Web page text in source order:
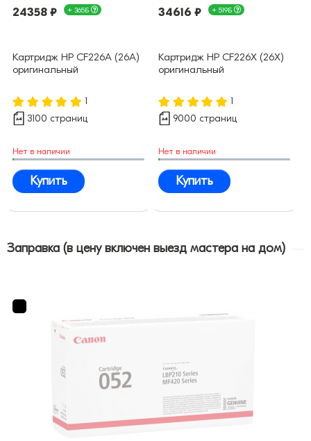
24358 ₽ + 365Б
Картридж HP CF226A (26A)
оригинальный
1
3100 страниц
Нет в наличии
Купить
34616 ₽ + 519Б
Картридж HP CF226X (26X)
оригинальный
1
9000 страниц
Нет в наличии
Купить
Заправка (в цену включен выезд мастера на дом)